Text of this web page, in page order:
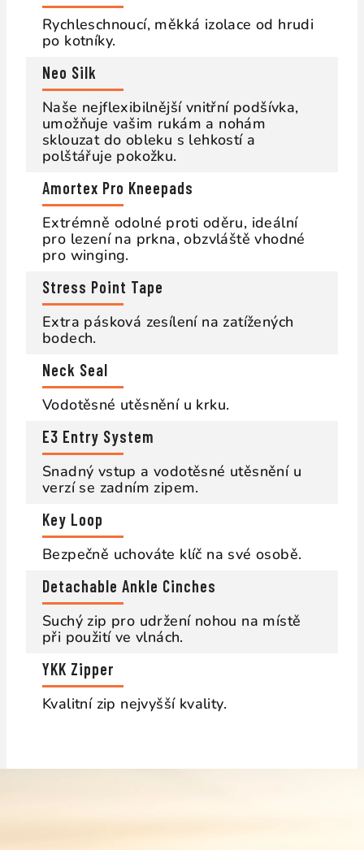
Rychleschnoucí, měkká izolace od hrudi
po kotníky.
Neo Silk
Naše nejflexibilnější vnitřní podšívka,
umožňuje vašim rukám a nohám
sklouzat do obleku s lehkostí a
polštářuje pokožku.
Amortex Pro Kneepads
Extrémně odolné proti oděru, ideální
pro lezení na prkna, obzvláště vhodné
pro winging.
Stress Point Tape
Extra pásková zesílení na zatížených
bodech.
Neck Seal
Vodotěsné utěsnění u krku.
E3 Entry System
Snadný vstup a vodotěsné utěsnění u
verzí se zadním zipem.
Key Loop
Bezpečně uchováte klíč na své osobě.
Detachable Ankle Cinches
Suchý zip pro udržení nohou na místě
při použití ve vlnách.
YKK Zipper
Kvalitní zip nejvyšší kvality.